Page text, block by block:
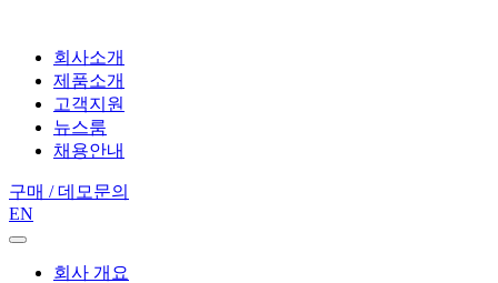
회사소개
제품소개
고객지원
뉴스룸
채용안내
구매 / 데모문의
EN
회사 개요